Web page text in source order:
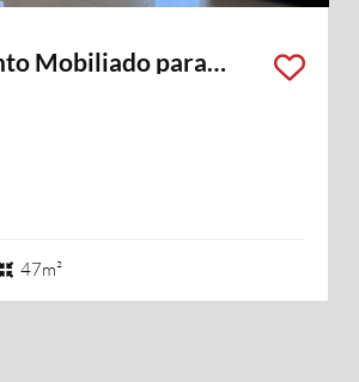
Mobiliado para
47m²